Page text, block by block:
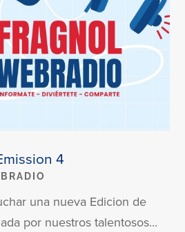
4
una nueva Edicion de
por nuestros talentosos...